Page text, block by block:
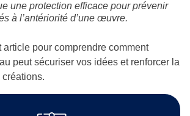
une protection efficace pour prévenir
à l’antériorité d’une œuvre.
article pour comprendre comment
peut sécuriser vos idées et renforcer la